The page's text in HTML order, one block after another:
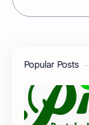
Popular Posts